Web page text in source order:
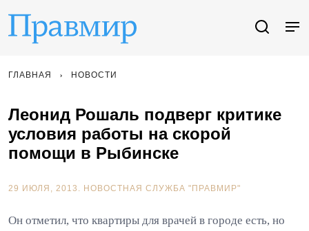
ГЛАВНАЯ НОВОСТИ
Леонид Рошаль подверг критике
условия работы на скорой
помощи в Рыбинске
29 ИЮЛЯ, 2013. НОВОСТНАЯ СЛУЖБА "ПРАВМИР"
Он отметил, что квартиры для врачей в городе есть, но